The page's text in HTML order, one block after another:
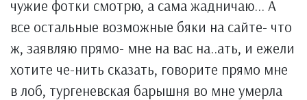
чужие фотки смотрю, а сама жадничаю... А
все остальные возможные бяки на сайте- что
ж, заявляю прямо- мне на вас на..ать, и ежели
хотите че-нить сказать, говорите прямо мне
в лоб, тургеневская барышня во мне умерла